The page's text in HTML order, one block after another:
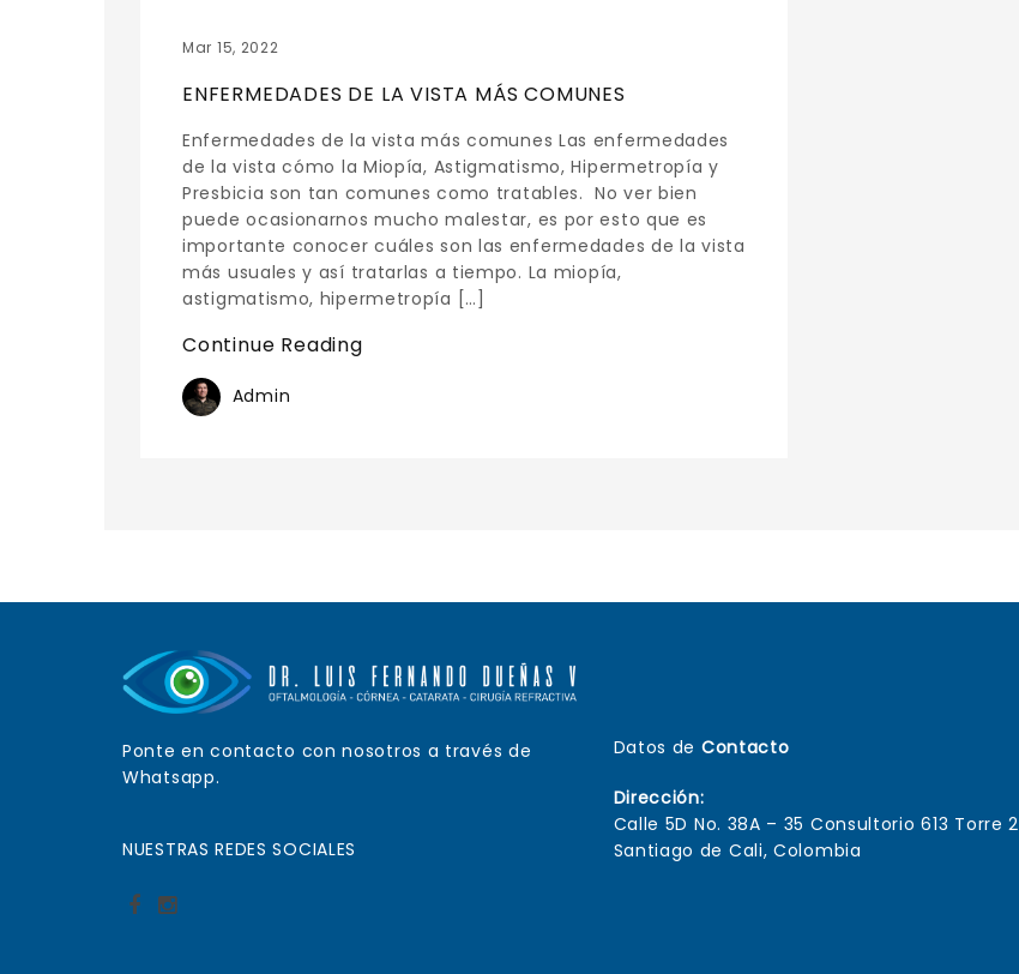
Mar 15, 2022
ENFERMEDADES DE LA VISTA MÁS COMUNES
Enfermedades de la vista más comunes Las enfermedades
de la vista cómo la Miopía, Astigmatismo, Hipermetropía y
Presbicia son tan comunes como tratables. No ver bien
puede ocasionarnos mucho malestar, es por esto que es
importante conocer cuáles son las enfermedades de la vista
más usuales y así tratarlas a tiempo. La miopía,
astigmatismo, hipermetropía […]
Continue Reading
Admin
Ponte en contacto con nosotros a través de
Whatsapp.
NUESTRAS REDES SOCIALES
Datos de Contacto
Dirección:
Calle 5D No. 38A – 35 Consultorio 613 Torre 2
Santiago de Cali, Colombia